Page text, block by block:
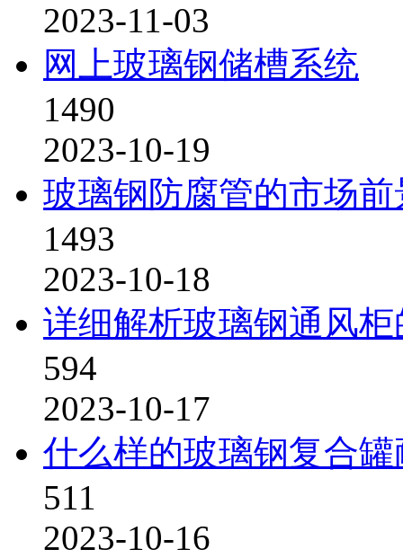
2023-11-03
网上玻璃钢储槽系统
1490
2023-10-19
玻璃钢防腐管的市场
1493
2023-10-18
详细解析玻璃钢通风
594
2023-10-17
什么样的玻璃钢复合
511
2023-10-16